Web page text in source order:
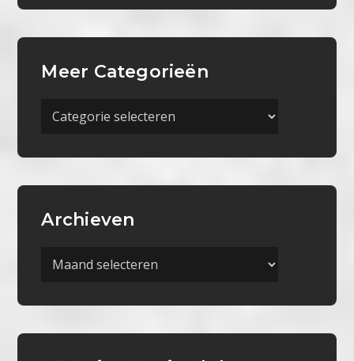
Meer Categorieën
Meer
Archieven
Archieven